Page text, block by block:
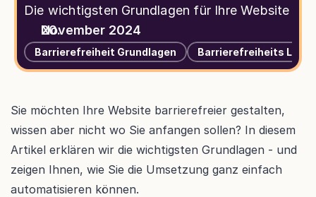
Die wichtigsten Grundlagen für Ihre Website
November 2024
Barrierefreiheit Grundlagen Barrierefreiheits
Sie möchten Ihre Website barrierefreier gestalten,
wissen aber nicht wo Sie anfangen sollen? In diesem
Artikel erklären wir die wichtigsten Grundlagen - und
zeigen Ihnen, wie Sie die Umsetzung ganz einfach
automatisieren können.